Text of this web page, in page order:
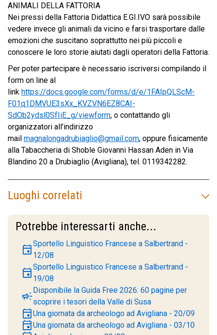
ANIMALI DELLA FATTORIA
Nei pressi della Fattoria Didattica E.GI.IVO sarà possibile
vedere invece gli animali da vicino e farsi trasportare dalle
emozioni che suscitano soprattutto nei più piccoli e
conoscere le loro storie aiutati dagli operatori della Fattoria.
Per poter partecipare è necessario iscriversi compilando il
form on line al
link https://docs.google.com/forms/d/e/1FAIpQLScM-
F01q1DMVUE3sXx_KVZVN6EZ8CAI-
SdOb2ydsl0SfIiE_g/viewform, o contattando gli
organizzatori all’indirizzo
mail magnalongadrubiaglio@gmail.com, oppure fisicamente
alla Tabaccheria di Shoble Giovanni Hassan Aden in Via
Blandino 20 a Drubiaglio (Avigliana), tel. 0119342282.
Luoghi correlati
Potrebbe interessarti anche...
eventSportello Linguistico Francese a Salbertrand -
12/08
eventSportello Linguistico Francese a Salbertrand -
19/08
campaignDisponibile la Guida Free 2026: 60 pagine per
scoprire i tesori della Valle di Susa
eventUna giornata da archeologo ad Avigliana - 20/09
eventUna giornata da archeologo ad Avigliana - 03/10